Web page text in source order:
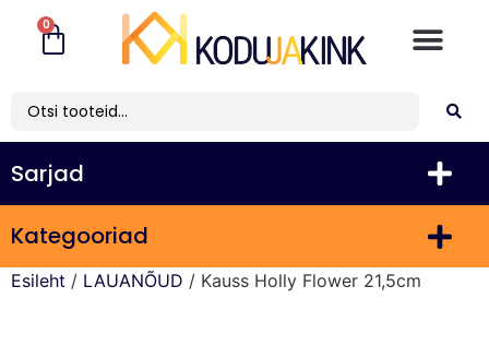
0
Sarjad
Kategooriad
Esileht / LAUANÕUD / Kauss Holly Flower 21,5cm